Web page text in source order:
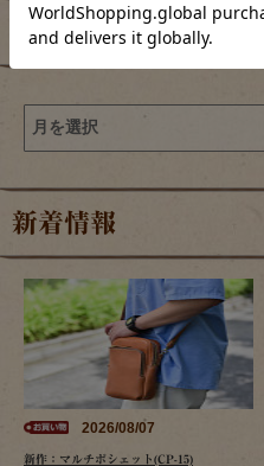
アーカイブ
新着情報
2026/08/07
新作：マルチポシェット(CP-15)